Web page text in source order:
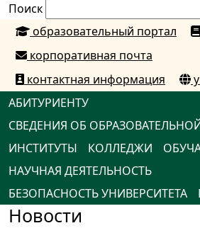
Поиск
образовательный портал
корпоративная почта
контактная информация
АБИТУРИЕНТУ
СВЕДЕНИЯ ОБ
ИНСТИТУТЫ
КОЛЛЕДЖИ
НАУЧНАЯ ДЕЯТЕЛЬНОСТЬ
БЕЗОПАСНОСТЬ УНИВЕРСИТЕТА
Новости